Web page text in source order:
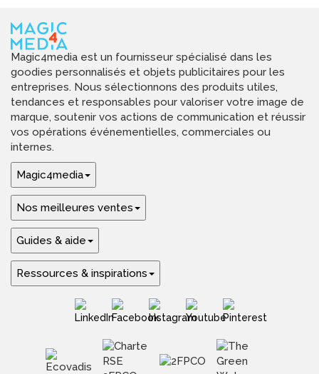
Magic4media est un fournisseur spécialisé dans les
goodies personnalisés et objets publicitaires pour les
entreprises. Nous sélectionnons des produits utiles,
tendances et responsables pour valoriser votre image de
marque, soutenir vos actions de communication et réussir
vos opérations événementielles, commerciales ou
internes.
Magic4media
Nos meilleures ventes
Guides & aide
Ressources & inspirations